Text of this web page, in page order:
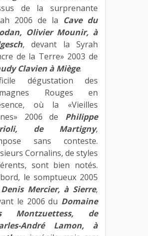
de la surprenante
2006 de la Cave du
Olivier Mounir, à
, devant la Syrah
de la Terre» 2003 de
Clavien à Miège.
dégustation des
Rouges en
où la «Vieilles
2006 de Philippe
de Martigny,
sans conteste.
Cornalins, de styles
sont bien notés.
le somptueux 2005
Denis Mercier, à Sierre,
le 2006 du Domaine
Montzuettess, de
André Lamon, à